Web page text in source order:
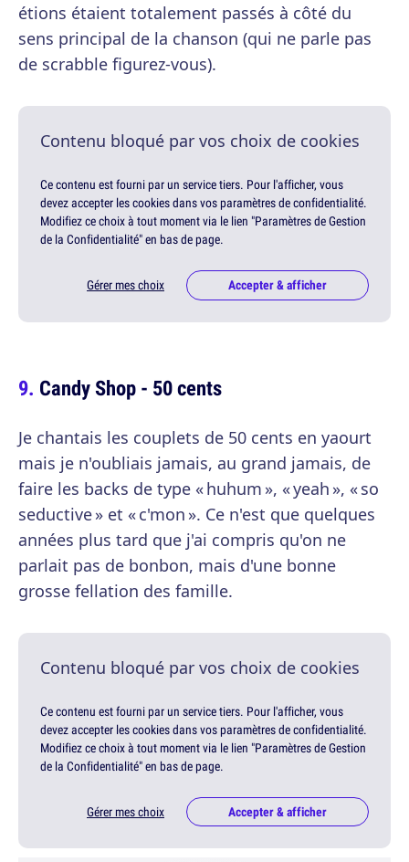
étions étaient totalement passés à côté du
sens principal de la chanson (qui ne parle pas
de scrabble figurez-vous).
Contenu bloqué par vos choix de cookies
Ce contenu est fourni par un service tiers. Pour l'afficher, vous
devez accepter les cookies dans vos paramètres de confidentialité.
Modifiez ce choix à tout moment via le lien "Paramètres de Gestion
de la Confidentialité" en bas de page.
Gérer mes choix Accepter & afficher
Candy Shop - 50 cents
Je chantais les couplets de 50 cents en yaourt
mais je n'oubliais jamais, au grand jamais, de
faire les backs de type « huhum », « yeah », « so
seductive » et « c'mon ». Ce n'est que quelques
années plus tard que j'ai compris qu'on ne
parlait pas de bonbon, mais d'une bonne
grosse fellation des famille.
Contenu bloqué par vos choix de cookies
Ce contenu est fourni par un service tiers. Pour l'afficher, vous
devez accepter les cookies dans vos paramètres de confidentialité.
Modifiez ce choix à tout moment via le lien "Paramètres de Gestion
de la Confidentialité" en bas de page.
Gérer mes choix Accepter & afficher